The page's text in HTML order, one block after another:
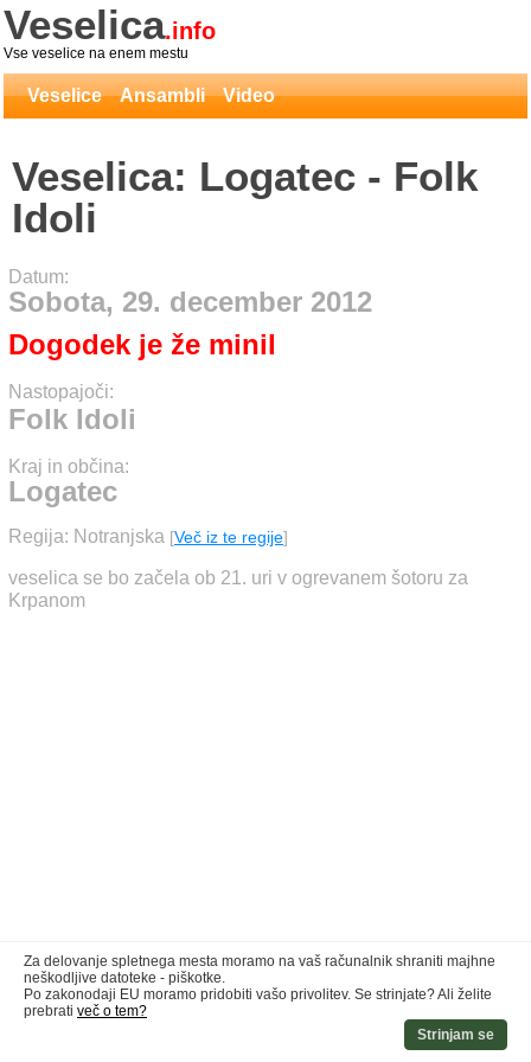
Veselica.info
Vse veselice na enem mestu
Veselice Ansambli Video
Veselica: Logatec - Folk
Idoli
Datum:
Sobota, 29. december 2012
Dogodek je že minil
Nastopajoči:
Folk Idoli
Kraj in občina:
Logatec
Regija: Notranjska [Več iz te regije]
veselica se bo začela ob 21. uri v ogrevanem šotoru za
Krpanom
Za delovanje spletnega mesta moramo na vaš računalnik shraniti majhne
neškodljive datoteke - piškotke.
Po zakonodaji EU moramo pridobiti vašo privolitev. Se strinjate? Ali želite
prebrati več o tem?
Strinjam se